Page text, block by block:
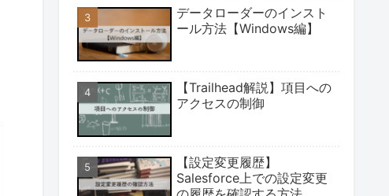
データローダーのインスト
ール方法【Windows編】
【Trailhead解説】項目への
アクセスの制御
【設定変更履歴】
Salesforce上での設定変更